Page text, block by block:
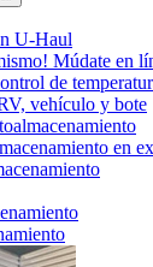
U-Haul
Múdate en
de
vehículo y bote
en